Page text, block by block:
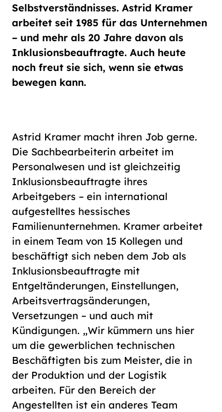
Schriftgröße
normal
groß
Kontrast
Selbstverständnisses. Astrid Kramer
arbeitet seit 1985 für das Unternehmen
– und mehr als 20 Jahre davon als
Inklusionsbeauftragte. Auch heute
noch freut sie sich, wenn sie etwas
bewegen kann.
Astrid Kramer macht ihren Job gerne.
Die Sachbearbeiterin arbeitet im
Personalwesen und ist gleichzeitig
Inklusionsbeauftragte ihres
Arbeitgebers – ein international
aufgestelltes hessisches
Familienunternehmen. Kramer arbeitet
in einem Team von 15 Kollegen und
beschäftigt sich neben dem Job als
Inklusionsbeauftragte mit
Entgeltänderungen, Einstellungen,
Arbeitsvertragsänderungen,
Versetzungen – und auch mit
Kündigungen. „Wir kümmern uns hier
um die gewerblichen technischen
Beschäftigten bis zum Meister, die in
der Produktion und der Logistik
arbeiten. Für den Bereich der
Angestellten ist ein anderes Team